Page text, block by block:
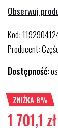
Obserwuj
Kod:
Producent:
Dostępność:
ZNIŻKA 8%
1 701,1 zł